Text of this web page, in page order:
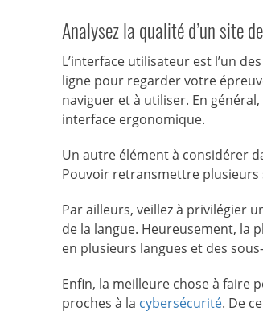
Analysez la qualité d’un site
L’interface utilisateur est l’un
ligne pour regarder votre
naviguer et à utiliser. En
interface ergonomique.
Un autre élément à considérer
Pouvoir retransmettre
Par ailleurs, veillez à privilégier
de la langue. Heureusement, la
en plusieurs langues et des
Enfin, la meilleure chose à faire
proches à la cybersécurité. De